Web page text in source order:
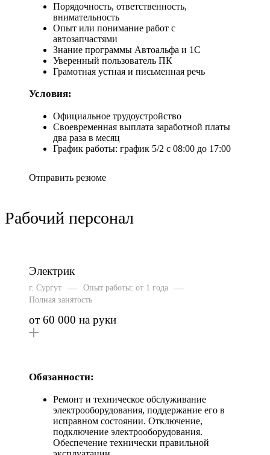
Порядочность, ответственность,
внимательность
Опыт или понимание работ с
автозапчастями
Знание программы Автоальфа и 1С
Уверенный пользователь ПК
Грамотная устная и письменная речь
Условия:
Официальное трудоустройство
Своевременная выплата заработной платы
два раза в месяц
График работы: график 5/2 с 08:00 до 17:00
Отправить резюме
Рабочий персонал
Электрик
г. Сургут — Опыт работы: от 1 года —
Полная занятость
от 60 000 на руки
Обязанности:
Ремонт и техническое обслуживание
электрооборудования, поддержание его в
исправном состоянии. Отключение,
подключение электрооборудования.
Обеспечение технически правильной